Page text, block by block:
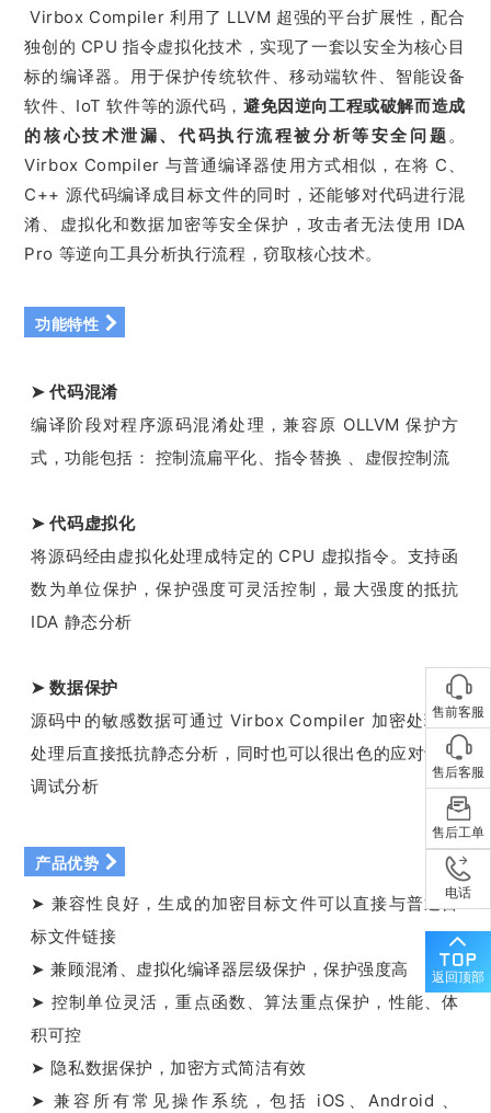
Virbox Compiler 利用了 LLVM 超强的平台扩展性，配合
独创的 CPU 指令虚拟化技术，实现了一套以安全为核心目
标的编译器。用于保护传统软件、移动端软件、智能设备
软件、IoT 软件等的源代码，避免因逆向工程或破解而造成
的核心技术泄漏、代码执行流程被分析等安全问题。
Virbox Compiler 与普通编译器使用方式相似，在将 C、
C++ 源代码编译成目标文件的同时，还能够对代码进行混
淆、虚拟化和数据加密等安全保护，攻击者无法使用 IDA
Pro 等逆向工具分析执行流程，窃取核心技术。
功能特性
➤ 代码混淆
编译阶段对程序源码混淆处理，兼容原 OLLVM 保护方
式，功能包括： 控制流扁平化、指令替换 、虚假控制流
➤ 代码虚拟化
将源码经由虚拟化处理成特定的 CPU 虚拟指令。支持函
数为单位保护，保护强度可灵活控制，最大强度的抵抗
IDA 静态分析
➤ 数据保护
源码中的敏感数据可通过 Virbox Compiler 加密处理，
处理后直接抵抗静态分析，同时也可以很出色的应对动态
调试分析
产品优势
➤ 兼容性良好，生成的加密目标文件可以直接与普通目
标文件链接
➤ 兼顾混淆、虚拟化编译器层级保护，保护强度高
➤ 控制单位灵活，重点函数、算法重点保护，性能、体
积可控
➤ 隐私数据保护，加密方式简洁有效
➤ 兼容所有常见操作系统，包括 iOS、Android 、
售前客服
售后客服
售后工单
电话
返回顶部